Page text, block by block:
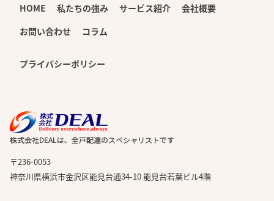
HOME 私たちの強み サービス紹介
会社概要
お問い合わせ
コラム
プライバシーポリシー
〒236-0053
神奈川県横浜市金沢区能見台通34-10 能見台若葉ビル4階